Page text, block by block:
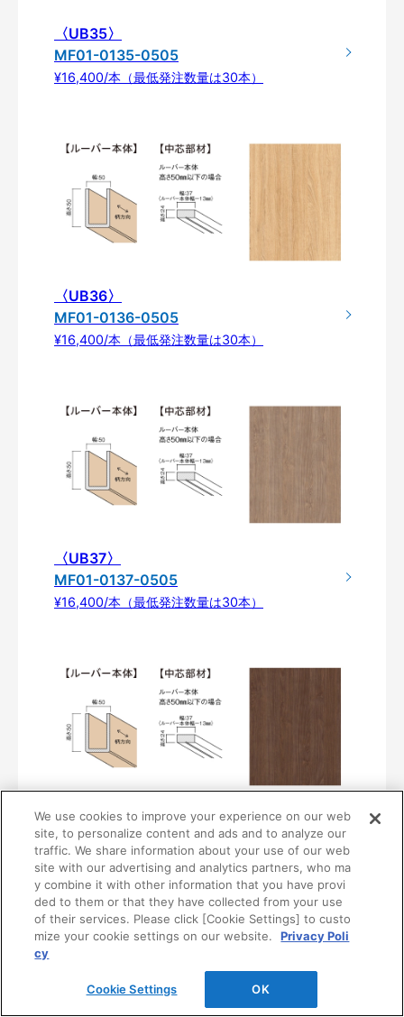
〈UB35〉
MF01-0135-0505
¥16,400/本（最低発注数量は30本）
〈UB36〉
MF01-0136-0505
¥16,400/本（最低発注数量は30本）
〈UB37〉
MF01-0137-0505
¥16,400/本（最低発注数量は30本）
〈UB38〉
MF01-0138-0505
¥16,400/本（最低発注数量は30本）
We use cookies to improve your experience on our web
site, to personalize content and ads and to analyze our
traffic. We share information about your use of our web
site with our advertising and analytics partners, who ma
y combine it with other information that you have provi
ded to them or that they have collected from your use
of their services. Please click [Cookie Settings] to custo
mize your cookie settings on our website.
Privacy Poli
cy
Cookie Settings OK